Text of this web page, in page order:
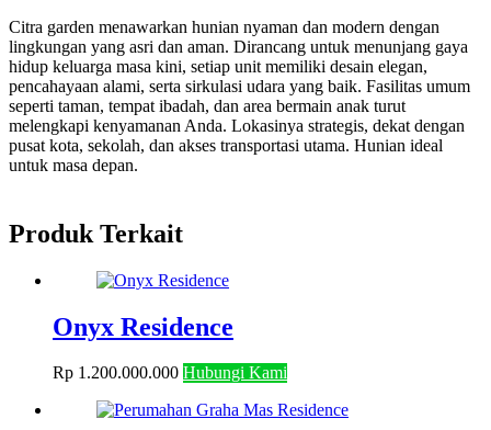
Citra garden menawarkan hunian nyaman dan modern dengan
lingkungan yang asri dan aman. Dirancang untuk menunjang gaya
hidup keluarga masa kini, setiap unit memiliki desain elegan,
pencahayaan alami, serta sirkulasi udara yang baik. Fasilitas umum
seperti taman, tempat ibadah, dan area bermain anak turut
melengkapi kenyamanan Anda. Lokasinya strategis, dekat dengan
pusat kota, sekolah, dan akses transportasi utama. Hunian ideal
untuk masa depan.
Produk Terkait
Onyx Residence
Rp 1.200.000.000 Hubungi Kami